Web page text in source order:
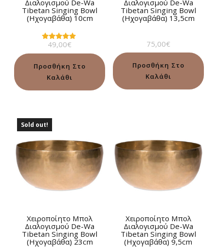
Διαλογισμού De-Wa
Tibetan Singing Bowl
(Ηχογαβάθα) 10cm
Βαθμολογήθηκε
από 5
49,00€
Προσθήκη Στο
Καλάθι
Διαλογισμού De-Wa
Tibetan Singing Bowl
(Ηχογαβάθα) 13,5cm
75,00€
Προσθήκη Στο
Καλάθι
Sold out!
Χειροποίητο Μπολ
Διαλογισμού De-Wa
Tibetan Singing Bowl
(Ηχογαβάθα) 23cm
Χειροποίητο Μπολ
Διαλογισμού De-Wa
Tibetan Singing Bowl
(Ηχογαβάθα) 9,5cm